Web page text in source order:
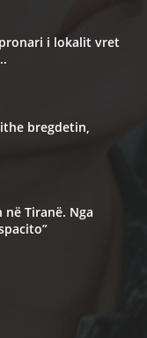
i lokalit vret
bregdetin,
Tiranë. Nga